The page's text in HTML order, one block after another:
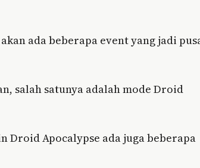
ada beberapa event yang jadi
salah satunya adalah mode Droid
Droid Apocalypse ada juga beberapa